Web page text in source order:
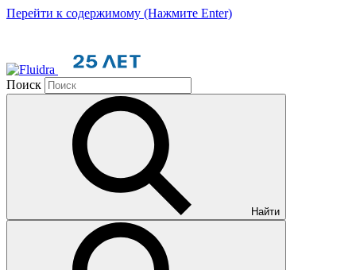
Перейти к содержимому (Нажмите Enter)
Поиск
Найти